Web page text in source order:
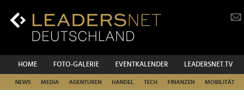
Inhalt
HOME FOTO-GALERIE EVENTKALENDER LEADERSNET.TV
NEWS MEDIA AGENTUREN HANDEL TECH FINANZEN MOBILITÄT